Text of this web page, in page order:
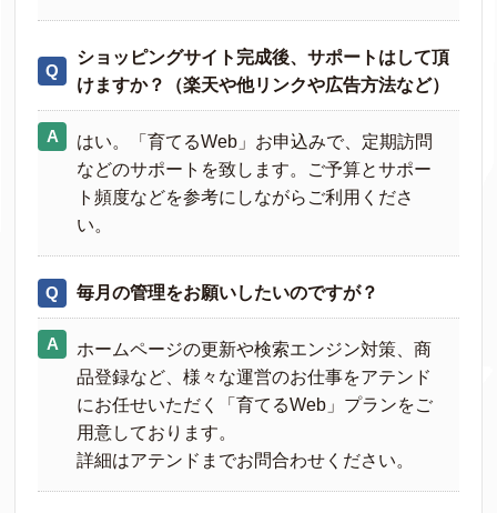
ショッピングサイト完成後、サポートはして頂
けますか？（楽天や他リンクや広告方法など）
はい。「育てるWeb」お申込みで、定期訪問
などのサポートを致します。ご予算とサポー
ト頻度などを参考にしながらご利用くださ
い。
毎月の管理をお願いしたいのですが？
ホームページの更新や検索エンジン対策、商
品登録など、様々な運営のお仕事をアテンド
にお任せいただく「育てるWeb」プランをご
用意しております。
詳細はアテンドまでお問合わせください。